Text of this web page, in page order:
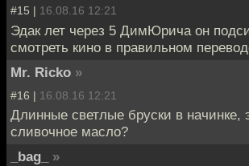
#15 | 16.08.16 12:21
Эдак лет через 5 ДимЮрича он
смотреть кино в правильном
Mr. Ricko »
#16 | 16.08.16 12:21
Длинные светлые бруски в начинке,
сливочное масло?
_bag_
»